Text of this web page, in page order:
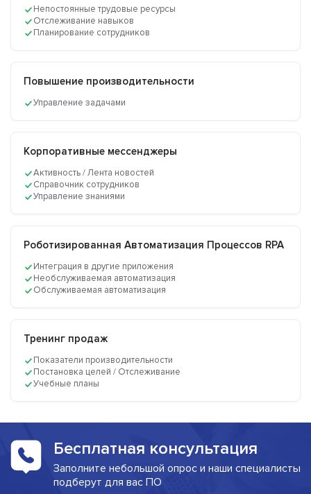
Непостоянные трудовые ресурсы
Отслеживание навыков
Планирование сотрудников
Повышение производительности
Управление задачами
Корпоративные мессенджеры
Активность / Лента новостей
Справочник сотрудников
Управление знаниями
Роботизированная Автоматизация Процессов RPA
Интеграция в другие приложения
Необслуживаемая автоматизация
Обслуживаемая автоматизация
Тренинг продаж
Показатели производительности
Постановка целей / Отслеживание
Учебные планы
Бесплатная консультация
Заполните небольшой опрос и наши специалисты
подберут для вас ПО